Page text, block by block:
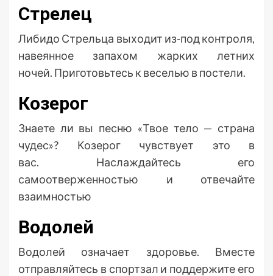
Стрелец
Либидо Стрельца выходит из-под контроля,
навеянное запахом жарких летних
ночей. Приготовьтесь к веселью в постели.
Козерог
Знаете ли вы песню «Твое тело — страна
чудес»? Козерог чувствует это в
вас. Наслаждайтесь его
самоотверженностью и отвечайте
взаимностью
Водолей
Водолей означает здоровье. Вместе
отправляйтесь в спортзал и поддержите его